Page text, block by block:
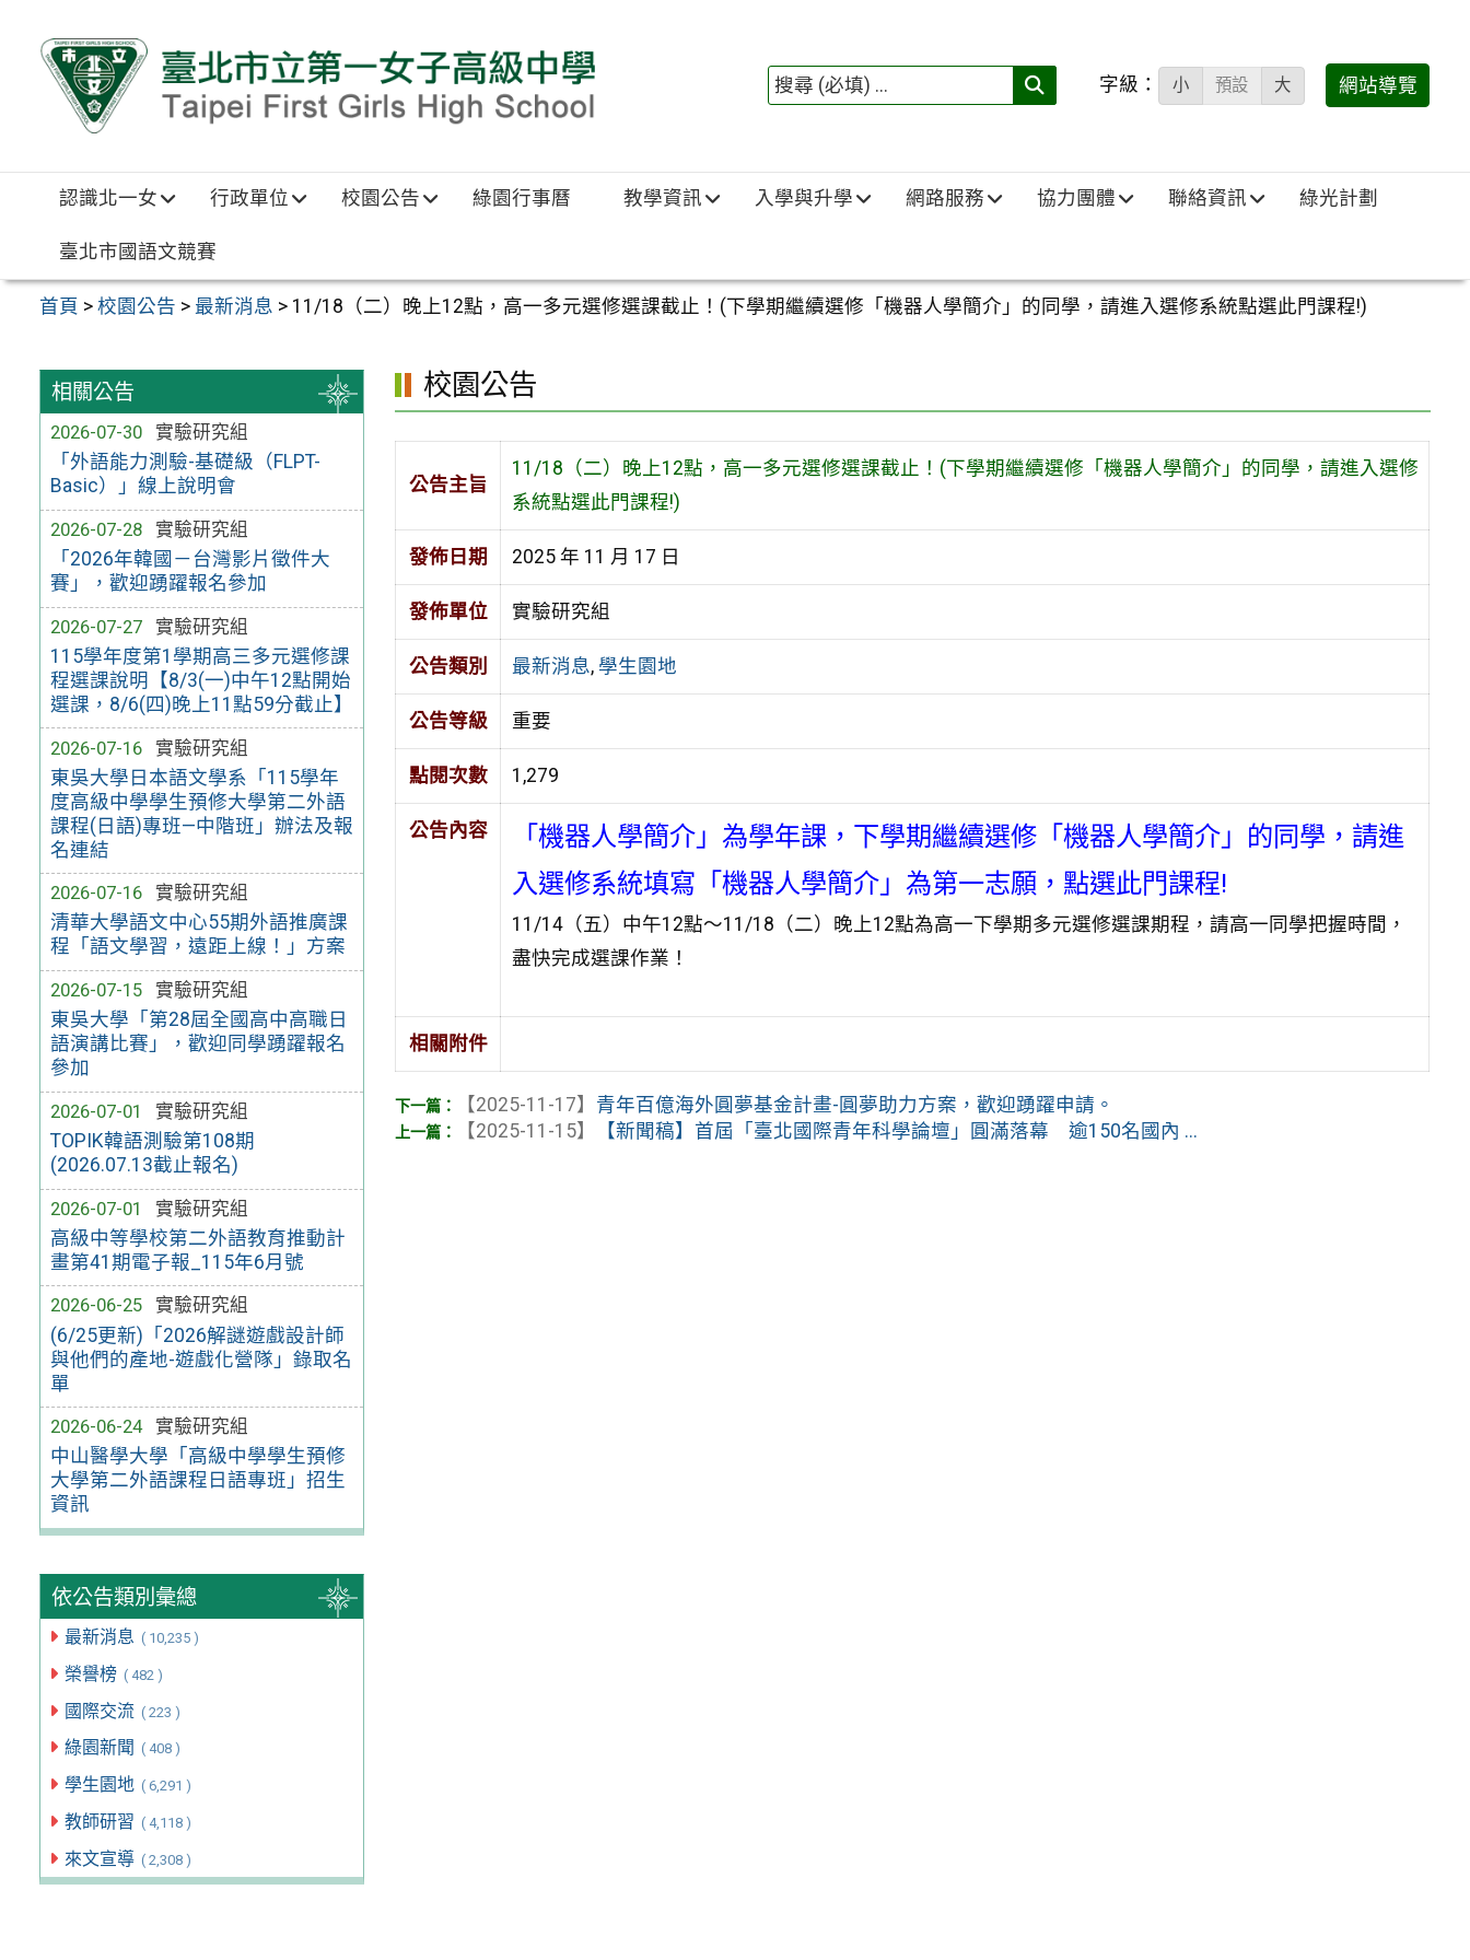
搜
填)：
字級： 小 預設 大 網站導覽
認識北一女 行政單位 校園公告 綠園行事曆 教學資訊 入學與升學 網路服務 協力團體 聯絡資訊 綠光計劃
臺北市國語文競賽
首頁 >校園公告 > 最新消息 > 11/18（二）晚上12點，高一多元選修選課截止！(下學期繼續選修「機器人學簡介」的同學，請進入選修系統點選此門課程!)
相關公告
2026-07-30
實驗研究組
「外語能力測驗-基礎級（FLPT-
Basic）」線上說明會
2026-07-28
實驗研究組
「2026年韓國－台灣影片徵件大
賽」，歡迎踴躍報名參加
2026-07-27
實驗研究組
115學年度第1學期高三多元選修課
程選課說明【8/3(一)中午12點開始
選課，8/6(四)晚上11點59分截止】
2026-07-16
實驗研究組
東吳大學日本語文學系「115學年
度高級中學學生預修大學第二外語
課程(日語)專班—中階班」辦法及報
名連結
2026-07-16
實驗研究組
清華大學語文中心55期外語推廣課
程「語文學習，遠距上線！」方案
2026-07-15
實驗研究組
東吳大學「第28屆全國高中高職日
語演講比賽」，歡迎同學踴躍報名
參加
2026-07-01
實驗研究組
TOPIK韓語測驗第108期
(2026.07.13截止報名)
2026-07-01
實驗研究組
高級中等學校第二外語教育推動計
畫第41期電子報_115年6月號
2026-06-25
實驗研究組
(6/25更新)「2026解謎遊戲設計師
與他們的產地-遊戲化營隊」錄取名
單
2026-06-24
實驗研究組
中山醫學大學「高級中學學生預修
大學第二外語課程日語專班」招生
資訊
依公告類別彙總
最新消息 ( 10,235 )
榮譽榜 ( 482 )
國際交流 ( 223 )
綠園新聞 ( 408 )
學生園地 ( 6,291 )
教師研習 ( 4,118 )
來文宣導 ( 2,308 )
校園公告
公告主旨
11/18（二）晚上12點，高一多元選修選課截止！(下學期繼續選修「機器人學簡介」的同學，請進入選修
系統點選此門課程!)
發佈日期 2025 年 11 月 17 日
發佈單位 實驗研究組
公告類別 最新消息, 學生園地
公告等級 重要
點閱次數 1,279
公告內容
「機器人學簡介」為學年課，下學期繼續選修「機器人學簡介」的同學，請進
入選修系統填寫「機器人學簡介」為第一志願，點選此門課程!
11/14（五）中午12點～11/18（二）晚上12點為高一下學期多元選修選課期程，請高一同學把握時間，
盡快完成選課作業！
相關附件
【2025-11-17】 青年百億海外圓夢基金計畫-圓夢助力方案，歡迎踴躍申請。
【2025-11-15】
【新聞稿】首屆「臺北國際青年科學論壇」圓滿落幕 逾150名國內 ...